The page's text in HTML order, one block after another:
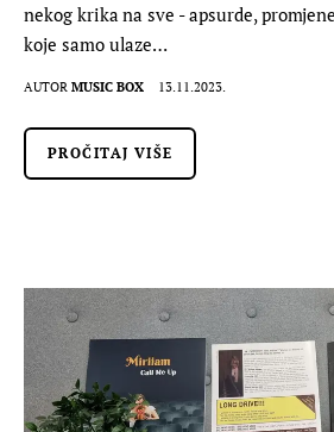
nekog krika na sve - apsurde,
koje samo ulaze…
AUTOR MUSIC BOX 13.11.2023.
PROČITAJ VIŠE